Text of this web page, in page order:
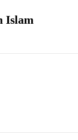
Islam